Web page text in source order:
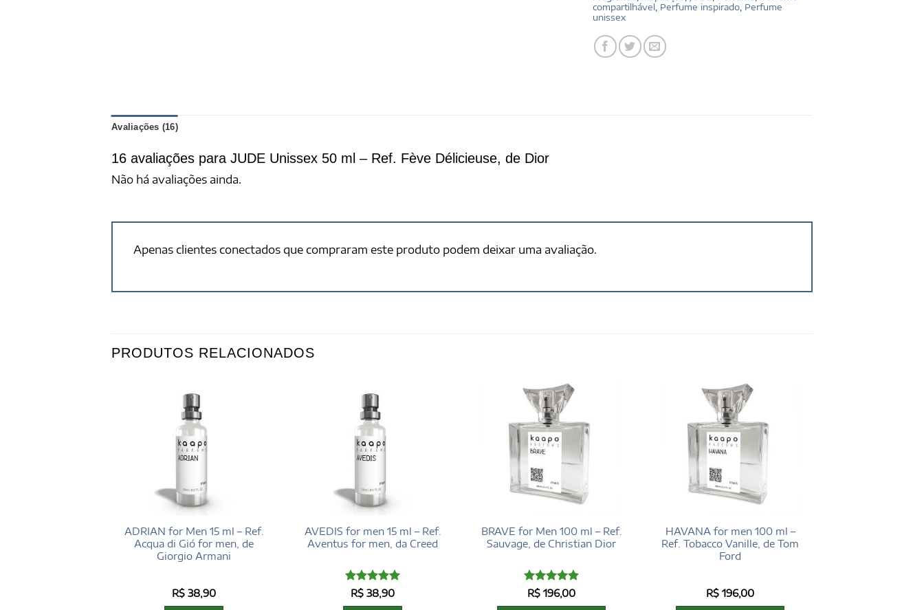
compartilhável Perfume inspirado Perfume
unissex
Avaliações (16)
16 avaliações para JUDE Unissex 50 ml – Ref. Fève Délicieuse, de Dior
Não há avaliações ainda.
Apenas clientes conectados que compraram este produto podem deixar uma avaliação.
PRODUTOS RELACIONADOS
ADRIAN for Men 15 ml – Ref.
Acqua di Gió for men, de
Giorgio Armani
R$ 38,90
AVEDIS for men 15 ml – Ref.
Aventus for men, da Creed
Avaliação5
R$ 38,90
BRAVE for Men 100 ml – Ref.
Sauvage, de Christian Dior
Avaliação
R$ 196,00
HAVANA for men 100 ml –
Ref. Tobacco Vanille, de Tom
Ford
R$ 196,00